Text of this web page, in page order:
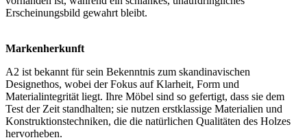
Erscheinungsbild gewahrt bleibt.
Markenherkunft
A2 ist bekannt für sein Bekenntnis zum skandinavischen
Designethos, wobei der Fokus auf Klarheit, Form und
Materialintegrität liegt. Ihre Möbel sind so gefertigt, dass sie dem
Test der Zeit standhalten; sie nutzen erstklassige Materialien und
Konstruktionstechniken, die die natürlichen Qualitäten des Holzes
hervorheben.